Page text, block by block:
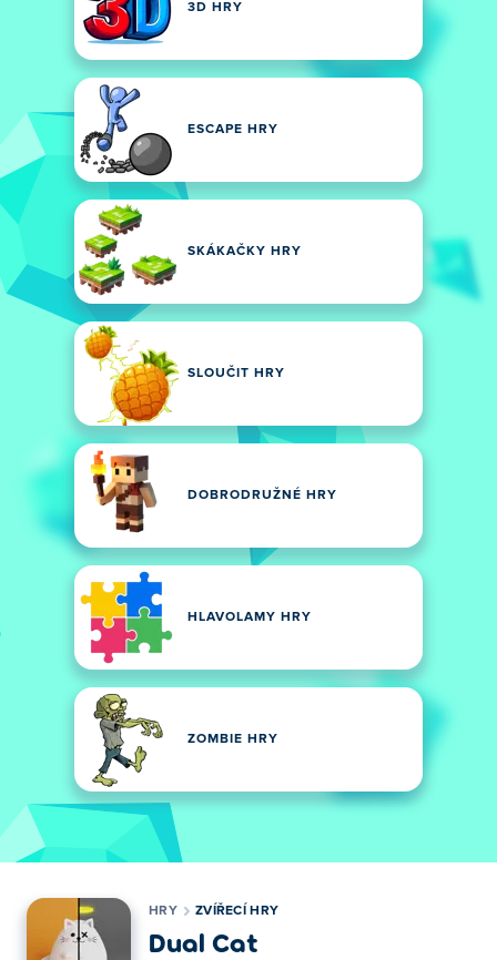
3D HRY
ESCAPE HRY
SKÁKAČKY HRY
SLOUČIT HRY
DOBRODRUŽNÉ HRY
HLAVOLAMY HRY
ZOMBIE HRY
HRY ZVÍŘECÍ HRY
Dual Cat